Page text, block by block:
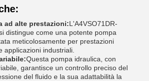
ad alte prestazioni:L'A4VSO71DR-
distingue come una potente pompa
meticolosamente per prestazioni
applicazioni industriali.
Questa pompa idraulica, con
garantisce un controllo preciso del
del fluido e la sua adattabilità la